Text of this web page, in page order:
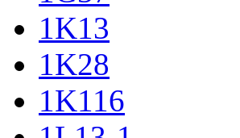
1K13
1K28
1K116